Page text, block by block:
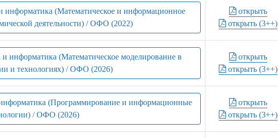
информатика (Математическое и информационное
деятельности) / ОФО (2022)
открыть
открыть (3++)
информатика (Математическое моделирование в
и технологиях) / ОФО (2026)
открыть
открыть (3++)
(Программирование и информационные
/ ОФО (2026)
открыть
открыть (3++)